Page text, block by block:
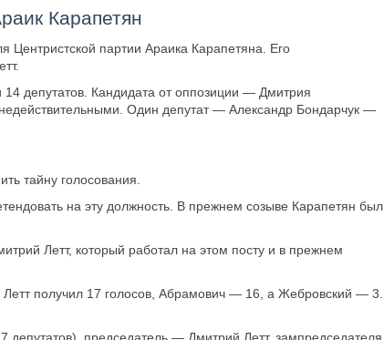
Карапетян
Центристской партии Араика Карапетяна. Его
депутатов. Кандидата от оппозиции — Дмитрия
Один депутат — Александр Бондарчук —
тайну голосования.
на эту должность. В прежнем созыве Карапетян был
Летт, который работал на этом посту и в прежнем
получил 17 голосов, Абрамович — 16, а Жебровский — 3.